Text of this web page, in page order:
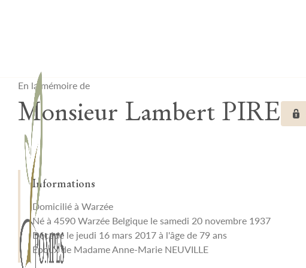
En la mémoire de
Monsieur Lambert PIRE
Informations
Domicilié à Warzée
Né à 4590 Warzée Belgique le samedi 20 novembre 1937
Décédé le jeudi 16 mars 2017 à l'âge de 79 ans
Époux de Madame Anne-Marie NEUVILLE